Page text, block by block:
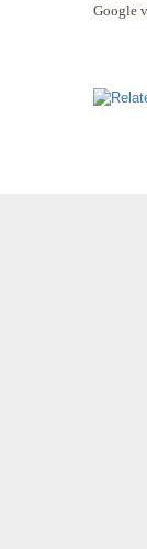
Google